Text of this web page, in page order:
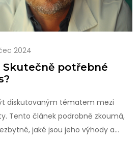
2024
Skutečně potřebné
diskutovaným tématem mezi
Tento článek podrobně zkoumá,
jaké jsou jeho výhody a